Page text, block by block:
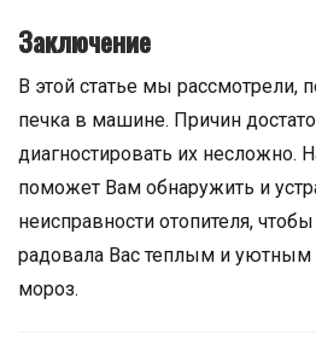
Заключение
В этой статье мы рассмотрели,
печка в машине. Причин
диагностировать их несложно.
поможет Вам обнаружить и
неисправности отопителя,
радовала Вас теплым и
мороз.